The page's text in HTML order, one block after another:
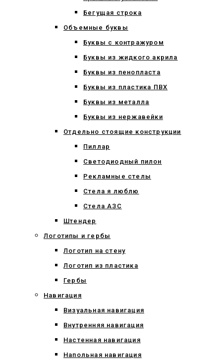
Бегущая строка
Объемные буквы
Буквы с контражуром
Буквы из жидкого акрила
Буквы из пенопласта
Буквы из пластика ПВХ
Буквы из металла
Буквы из нержавейки
Отдельно стоящие конструкции
Пиллар
Светодиодный пилон
Рекламные стелы
Стела я люблю
Стела АЗС
Штендер
Логотипы и гербы
Логотип на стену
Логотип из пластика
Гербы
Навигация
Визуальная навигация
Внутренняя навигация
Настенная навигация
Напольная навигация